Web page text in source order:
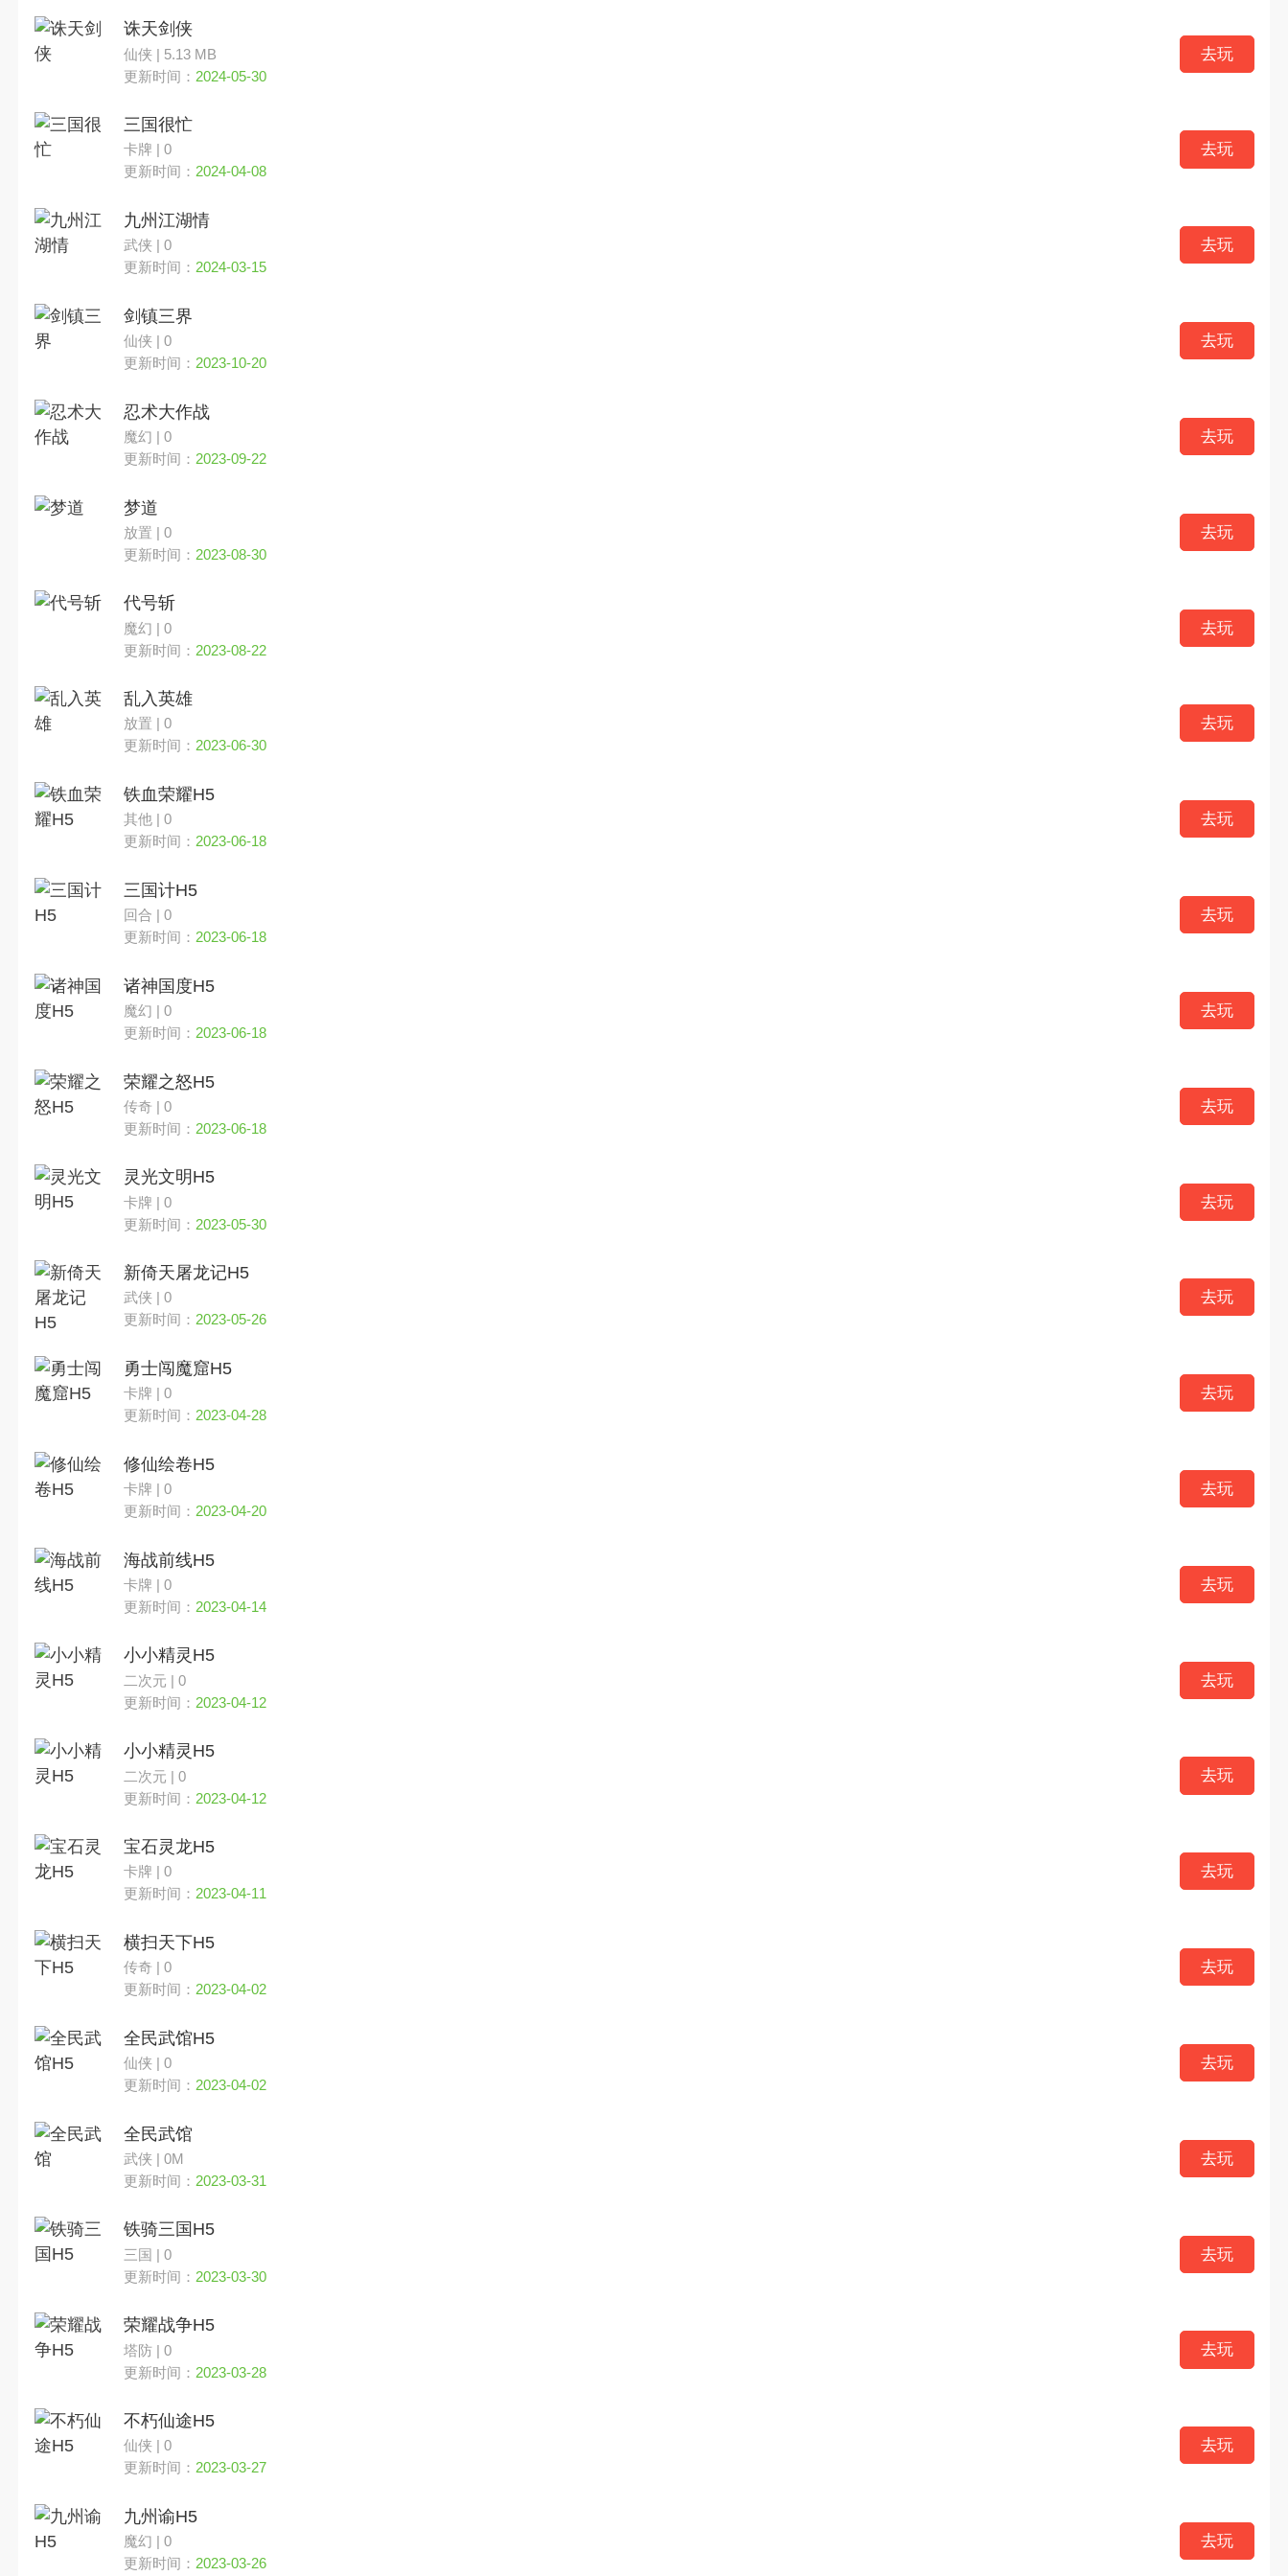
诛天剑侠
仙侠 | 5.13 MB
更新时间： 2024-05-30
去玩
三国很忙
卡牌 | 0
更新时间： 2024-04-08
去玩
九州江湖情
武侠 | 0
更新时间： 2024-03-15
去玩
剑镇三界
仙侠 | 0
更新时间： 2023-10-20
去玩
忍术大作战
魔幻 | 0
更新时间： 2023-09-22
去玩
梦道
放置 | 0
更新时间： 2023-08-30
去玩
代号斩
魔幻 | 0
更新时间： 2023-08-22
去玩
乱入英雄
放置 | 0
更新时间： 2023-06-30
去玩
铁血荣耀H5
其他 | 0
更新时间： 2023-06-18
去玩
三国计H5
回合 | 0
更新时间： 2023-06-18
去玩
诸神国度H5
魔幻 | 0
更新时间： 2023-06-18
去玩
荣耀之怒H5
传奇 | 0
更新时间： 2023-06-18
去玩
灵光文明H5
卡牌 | 0
更新时间： 2023-05-30
去玩
新倚天屠龙记H5
武侠 | 0
更新时间： 2023-05-26
去玩
勇士闯魔窟H5
卡牌 | 0
更新时间： 2023-04-28
去玩
修仙绘卷H5
卡牌 | 0
更新时间： 2023-04-20
去玩
海战前线H5
卡牌 | 0
更新时间： 2023-04-14
去玩
小小精灵H5
二次元 | 0
更新时间： 2023-04-12
去玩
小小精灵H5
二次元 | 0
更新时间： 2023-04-12
去玩
宝石灵龙H5
卡牌 | 0
更新时间： 2023-04-11
去玩
横扫天下H5
传奇 | 0
更新时间： 2023-04-02
去玩
全民武馆H5
仙侠 | 0
更新时间： 2023-04-02
去玩
全民武馆
武侠 | 0M
更新时间： 2023-03-31
去玩
铁骑三国H5
三国 | 0
更新时间： 2023-03-30
去玩
荣耀战争H5
塔防 | 0
更新时间： 2023-03-28
去玩
不朽仙途H5
仙侠 | 0
更新时间： 2023-03-27
去玩
九州谕H5
魔幻 | 0
更新时间： 2023-03-26
去玩